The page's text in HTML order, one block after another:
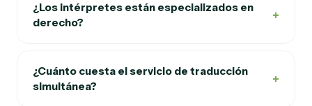
¿Los intérpretes están especializados en
derecho?
+
¿Cuánto cuesta el servicio de traducción
simultánea?
+